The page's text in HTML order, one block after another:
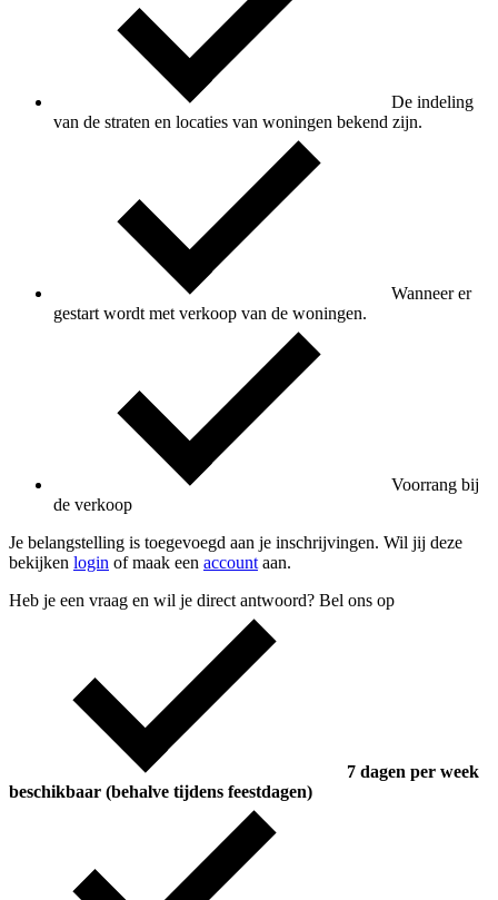
De indeling
van de straten en locaties van woningen bekend zijn.
Wanneer er
gestart wordt met verkoop van de woningen.
Voorrang bij
de verkoop
Je belangstelling is toegevoegd aan je inschrijvingen. Wil jij deze
bekijken login of maak een account aan.
Heb je een vraag en wil je direct antwoord? Bel ons op
7 dagen per week
beschikbaar (behalve tijdens feestdagen)